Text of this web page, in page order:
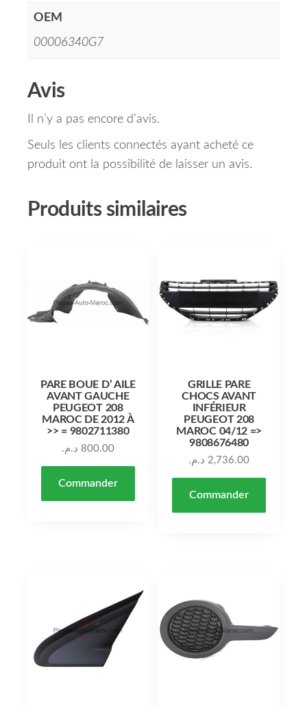
OEM
00006340G7
Avis
Il n’y a pas encore d’avis.
Seuls les clients connectés ayant acheté ce
produit ont la possibilité de laisser un avis.
Produits similaires
PARE BOUE D’ AILE
AVANT GAUCHE
PEUGEOT 208
MAROC DE 2012 À
>> = 9802711380
800.00 د.م.
Commander
GRILLE PARE
CHOCS AVANT
INFÉRIEUR
PEUGEOT 208
MAROC 04/12 =>
9808676480
2,736.00 د.م.
Commander